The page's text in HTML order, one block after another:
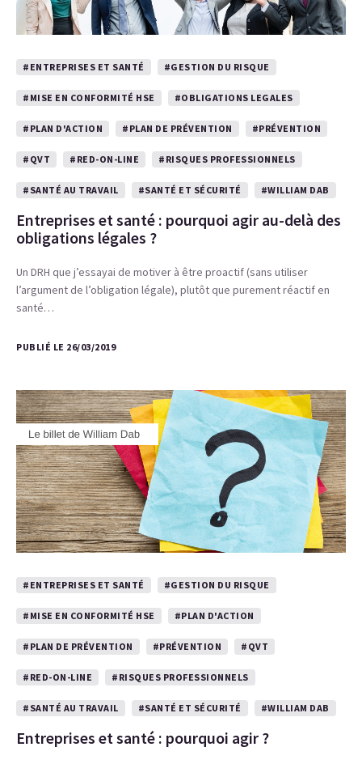
#ENTREPRISES ET SANTÉ #GESTION DU RISQUE
#MISE EN CONFORMITÉ HSE #OBLIGATIONS LEGALES
#PLAN D'ACTION #PLAN DE PRÉVENTION #PRÉVENTION
#QVT #RED-ON-LINE #RISQUES PROFESSIONNELS
#SANTÉ AU TRAVAIL #SANTÉ ET SÉCURITÉ #WILLIAM DAB
Entreprises et santé : pourquoi agir au-delà des
obligations légales ?
Un DRH que j’essayai de motiver à être proactif (sans utiliser
l’argument de l’obligation légale), plutôt que purement réactif en
santé…
PUBLIÉ LE 26/03/2019
#ENTREPRISES ET SANTÉ #GESTION DU RISQUE
#MISE EN CONFORMITÉ HSE #PLAN D'ACTION
#PLAN DE PRÉVENTION #PRÉVENTION #QVT
#RED-ON-LINE #RISQUES PROFESSIONNELS
#SANTÉ AU TRAVAIL #SANTÉ ET SÉCURITÉ #WILLIAM DAB
Entreprises et santé : pourquoi agir ?